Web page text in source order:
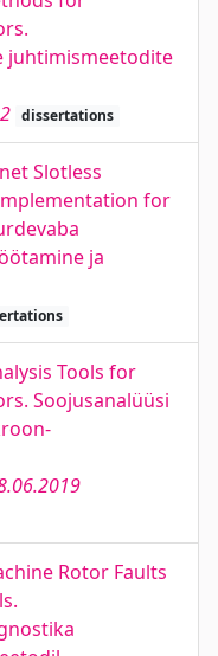
dissertations
Slotless
for
ja
Tools for
Soojusanalüüsi
Rotor Faults